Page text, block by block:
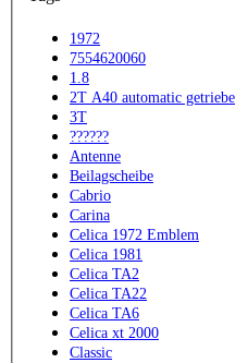
1972
7554620060
1.8
2T A40 automatic getriebe
3T
??????
Antenne
Beilagscheibe
Cabrio
Carina
Celica 1972 Emblem
Celica 1981
Celica TA2
Celica TA22
Celica TA6
Celica xt 2000
Classic